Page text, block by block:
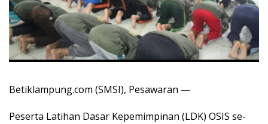
Betiklampung.com (SMSI), Pesawaran —
Peserta Latihan Dasar Kepemimpinan (LDK) OSIS se-